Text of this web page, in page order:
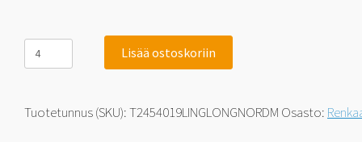
Linglong
Nord
Master
19
Lisää ostoskoriin
Tuotetunnus (SKU):T2454019LINGLONGNORDM Osasto: